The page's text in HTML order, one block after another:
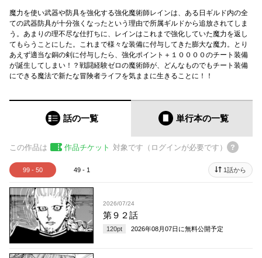
魔力を使い武器や防具を強化する強化魔術師レインは、ある日ギルド内の全
ての武器防具が十分強くなったという理由で所属ギルドから追放されてしま
う。あまりの理不尽な仕打ちに、レインはこれまで強化していた魔力を返し
てもらうことにした。これまで様々な装備に付与してきた膨大な魔力。とり
あえず適当な銅の剣に付与したら、強化ポイント＋１００００のチート装備
が誕生してしまい！？戦闘経験ゼロの魔術師が、どんなものでもチート装備
にできる魔法で新たな冒険者ライフを気ままに生きることに！！
話の一覧 単行本の一覧
この作品は 作品チケット 対象です（ログインが必要です）
99 - 50 49 - 1 1話から
2026/07/24
第９２話
120pt 2026年08月07日 に無料公開予定